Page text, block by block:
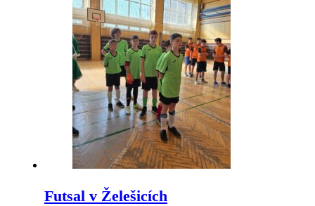
Futsal v Želešicích